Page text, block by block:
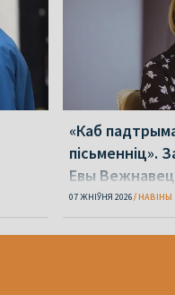
«Каб
пісьменніц».
Евы Вежнавец
07 ЖНІЎНЯ 2026 НАВІНЫ